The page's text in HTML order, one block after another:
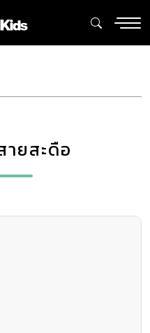
ยสะดือ